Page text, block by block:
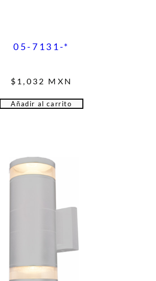
05-7131-*
$ 1,032 MXN
Añadir al carrito